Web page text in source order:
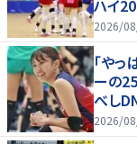
ハイ
2026/
「や
ーの
べし
2026/